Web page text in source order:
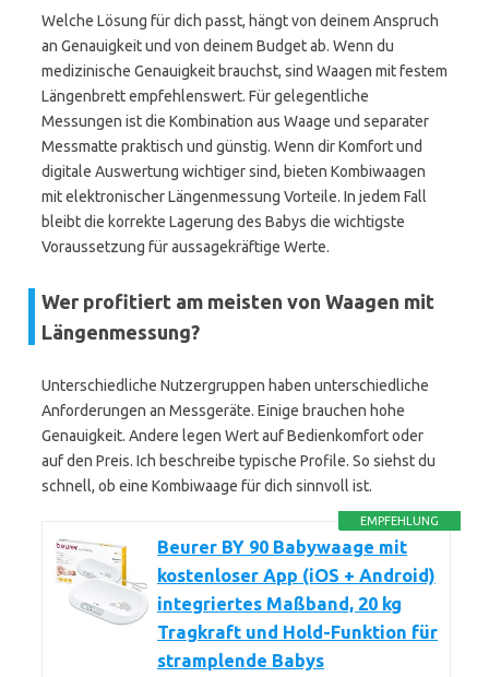
Welche Lösung für dich passt, hängt von deinem Anspruch
an Genauigkeit und von deinem Budget ab. Wenn du
medizinische Genauigkeit brauchst, sind Waagen mit festem
Längenbrett empfehlenswert. Für gelegentliche
Messungen ist die Kombination aus Waage und separater
Messmatte praktisch und günstig. Wenn dir Komfort und
digitale Auswertung wichtiger sind, bieten Kombiwaagen
mit elektronischer Längenmessung Vorteile. In jedem Fall
bleibt die korrekte Lagerung des Babys die wichtigste
Voraussetzung für aussagekräftige Werte.
Wer profitiert am meisten von Waagen mit
Längenmessung?
Unterschiedliche Nutzergruppen haben unterschiedliche
Anforderungen an Messgeräte. Einige brauchen hohe
Genauigkeit. Andere legen Wert auf Bedienkomfort oder
auf den Preis. Ich beschreibe typische Profile. So siehst du
schnell, ob eine Kombiwaage für dich sinnvoll ist.
EMPFEHLUNG
Beurer BY 90 Babywaage mit
kostenloser App (iOS + Android)
integriertes Maßband, 20 kg
Tragkraft und Hold-Funktion für
stramplende Babys